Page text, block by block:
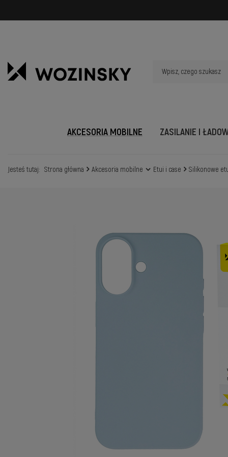
AKCESORIA MOBILNE ZASILANIE I
Jesteś tutaj: Strona główna Akcesoria mobilne Etui i case Silikonowe